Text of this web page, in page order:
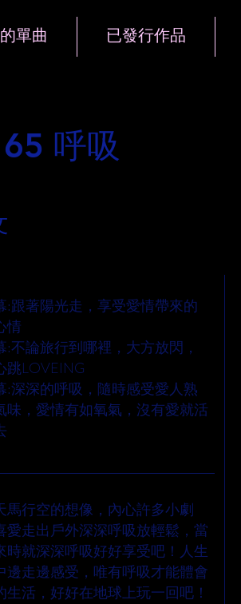
單曲 已發行作品
呼吸
:跟著陽光走，享受愛情帶來的
情
:不論旅行到哪裡，大方放閃，
跳LOVEING
:深深的呼吸，隨時感受愛人熟
味，愛情有如氧氣，沒有愛就活
馬行空的想像，內心許多小劇
愛走出戶外深深呼吸放輕鬆，當
時就深深呼吸好好享受吧！人生
邊走邊感受，唯有呼吸才能體會
生活，好好在地球上玩一回吧！